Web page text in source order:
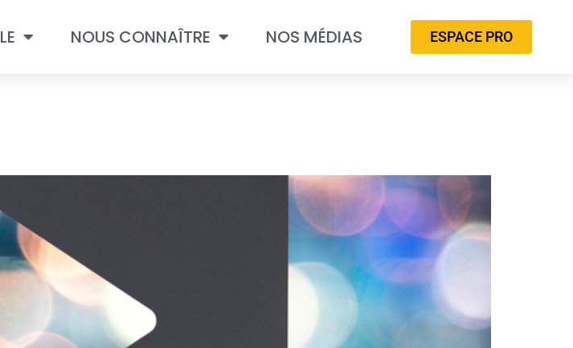
NOUS CONNAÎTRE NOS MÉDIAS ESPACE PRO